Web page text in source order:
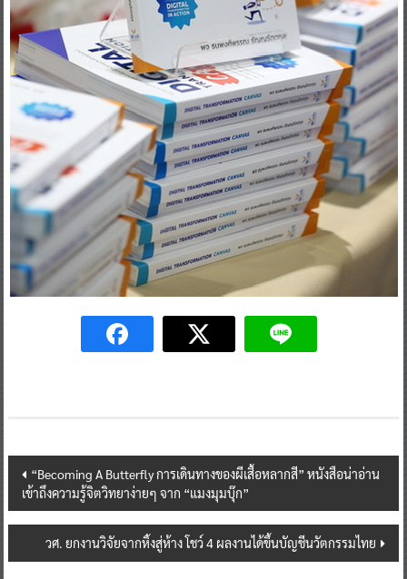
Post
navigation
“Becoming A Butterfly การเดินทางของผีเสื้อหลากสี” หนังสือน่าอ่าน
เข้าถึงความรู้จิตวิทยาง่ายๆ จาก “แมงมุมบุ๊ก”
วศ. ยกงานวิจัยจากหิ้งสู่ห้าง โชว์ 4 ผลงานได้ขึ้นบัญชีนวัตกรรมไทย